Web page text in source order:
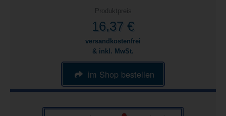
Produktpreis
16,37 €
versandkostenfrei
& inkl. MwSt.
im Shop bestellen